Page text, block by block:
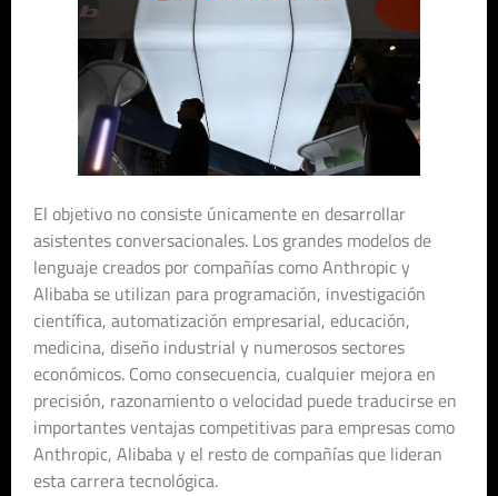
El objetivo no consiste únicamente en desarrollar
asistentes conversacionales. Los grandes modelos de
lenguaje creados por compañías como Anthropic y
Alibaba se utilizan para programación, investigación
científica, automatización empresarial, educación,
medicina, diseño industrial y numerosos sectores
económicos. Como consecuencia, cualquier mejora en
precisión, razonamiento o velocidad puede traducirse en
importantes ventajas competitivas para empresas como
Anthropic, Alibaba y el resto de compañías que lideran
esta carrera tecnológica.